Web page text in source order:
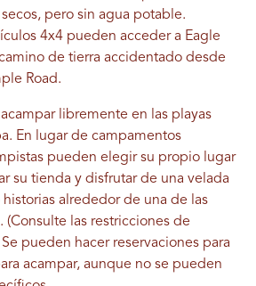
pero sin agua potable.
4x4 pueden acceder a Eagle
de tierra accidentado desde
Road.
libremente en las playas
En lugar de campamentos
pueden elegir su propio lugar
su tienda y disfrutar de una velada
alrededor de una de las
(Consulte las restricciones de
pueden hacer reservaciones para
acampar, aunque no se pueden